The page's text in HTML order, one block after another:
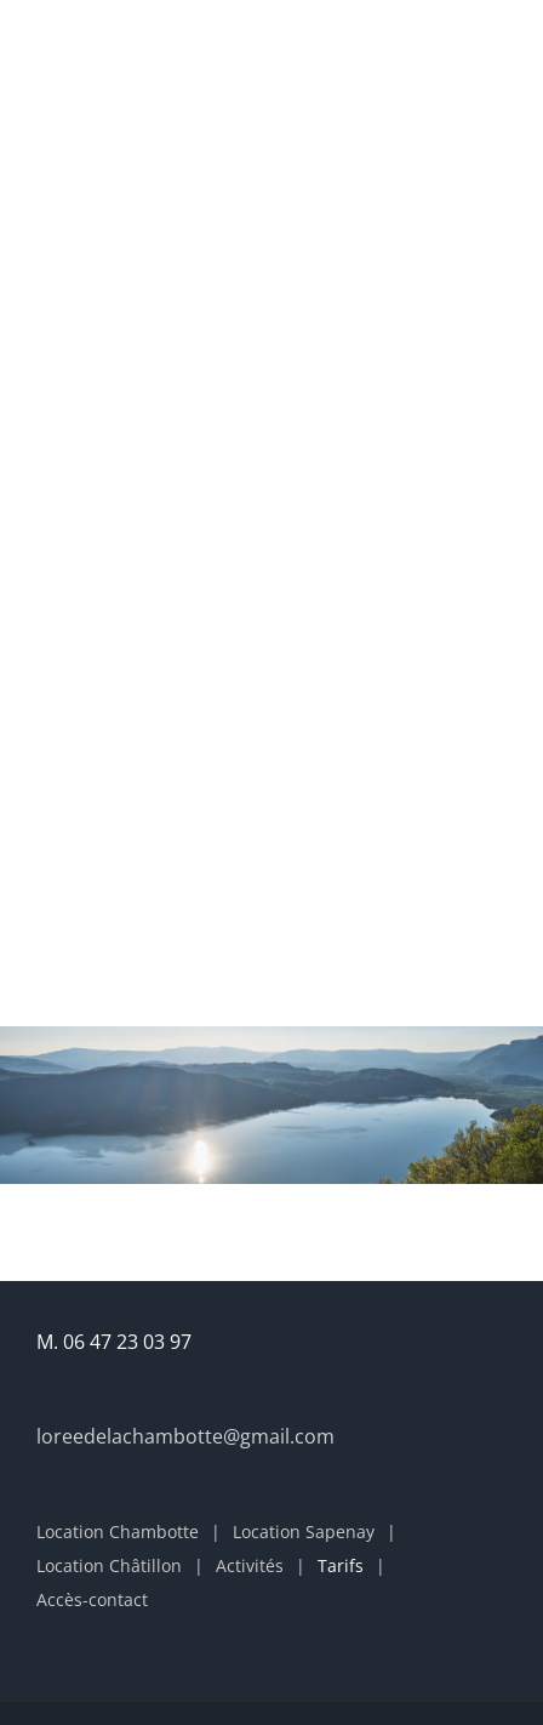
M. 06 47 23 03 97
loreedelachambotte@gmail.com
Location Chambotte
Location Sapenay
Location Châtillon
Activités
Tarifs
Accès-contact